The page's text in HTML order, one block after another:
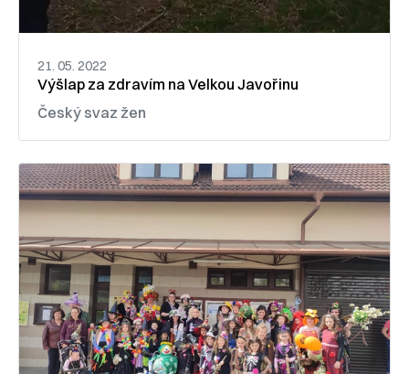
21. 05. 2022
Výšlap za zdravím na Velkou Javořinu
Český svaz žen